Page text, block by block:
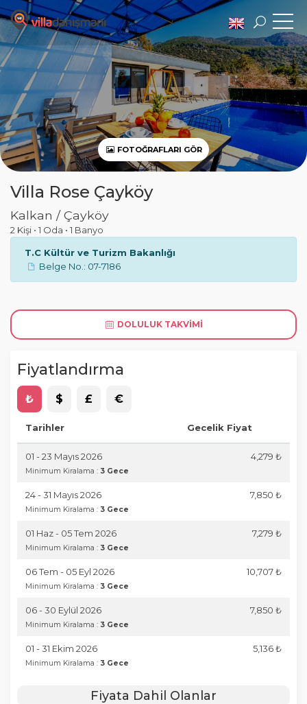
FOTOĞRAFLARI GÖR
Villa Rose Çayköy
Kalkan / Çayköy
2 Kişi • 1 Oda • 1 Banyo
T.C Kültür ve Turizm Bakanlığı
Belge No.: 07-7186
DOLULUK TAKVIMI
Fiyatlandırma
₺ $ £ €
Tarihler Gecelik Fiyat
01 - 23 Mayıs 2026
Minimum Kiralama : 3 Gece
4,279 ₺
24 - 31 Mayıs 2026
Minimum Kiralama : 3 Gece
7,850 ₺
01 Haz - 05 Tem 2026
Minimum Kiralama : 3 Gece
7,279 ₺
06 Tem - 05 Eyl 2026
Minimum Kiralama : 3 Gece
10,707 ₺
06 - 30 Eylül 2026
Minimum Kiralama : 3 Gece
7,850 ₺
01 - 31 Ekim 2026
Minimum Kiralama : 3 Gece
5,136 ₺
Fiyata Dahil Olanlar